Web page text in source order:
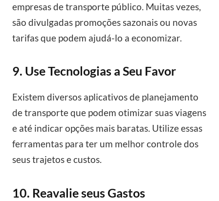
empresas de transporte público. Muitas vezes,
são divulgadas promoções sazonais ou novas
tarifas que podem ajudá-lo a economizar.
9. Use Tecnologias a Seu Favor
Existem diversos aplicativos de planejamento
de transporte que podem otimizar suas viagens
e até indicar opções mais baratas. Utilize essas
ferramentas para ter um melhor controle dos
seus trajetos e custos.
10. Reavalie seus Gastos